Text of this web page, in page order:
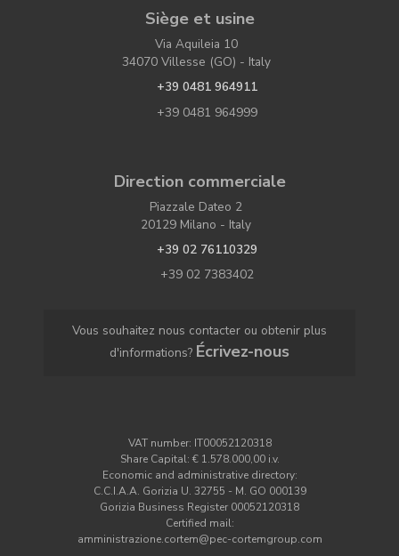
Siège et usine
Via Aquileia 10
34070 Villesse (GO) - Italy
+39 0481 964911
+39 0481 964999
Direction commerciale
Piazzale Dateo 2
20129 Milano - Italy
+39 02 76110329
+39 02 7383402
Vous souhaitez nous contacter ou obtenir plus
d'informations? Écrivez-nous
VAT number: IT00052120318
Share Capital: € 1.578.000,00 i.v.
Economic and administrative directory:
C.C.I.A.A. Gorizia U. 32755 - M. GO 000139
Gorizia Business Register 00052120318
Certified mail:
amministrazione.cortem@pec-cortemgroup.com